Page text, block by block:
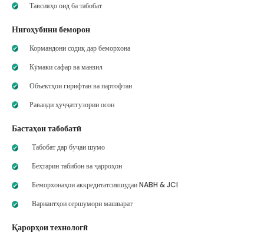
Тавсияҳо оид ба табобат
Нигоҳубини беморон
Кормандони содиқ дар беморхона
Кӯмаки сафар ва манзил
Объектҳои гирифтан ва партофтан
Раванди ҳуҷҷатгузории осон
Бастаҳои табобатӣ
Табобат дар буҷаи шумо
Беҳтарин табибон ва ҷарроҳон
Беморхонаҳои аккредитатсияшудаи NABH & JCI
Вариантҳои сершумори машварат
Қарорҳои технологӣ